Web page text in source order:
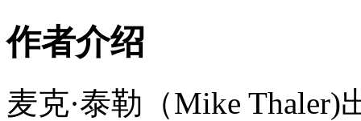
作者介绍
麦克·泰勒（Mike